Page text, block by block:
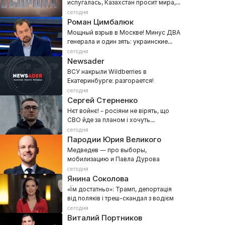
испугалась, Казахстан просит мира,
а Грузия не пускает Ани Лорак
сегодня
Роман Цимбалюк
Мощный взрыв в Москве! Минус ДВА
генерала и один зять: украинские
спецслужбы рвут столицу РФ
сегодня
Newsader
ВСУ накрыли Wildberries в
Екатеринбурге: разгорается!
сегодня
Сергей Стерненко
Нєт войнє! – росіяни не вірять, що
СВО йде за планом і хочуть
переговорів
сегодня
Пародии Юрия Великого
Медведев — про выборы,
мобилизацию и Павла Дурова
сегодня
Янина Соколова
«Їм достатньо»: Трамп, депортація
від поляків і треш-скандал з водієм
сегодня
Виталий Портников